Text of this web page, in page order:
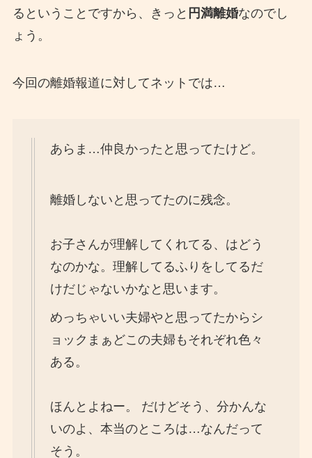
るということですから、きっと 円満離婚なのでし
ょう。
今回の離婚報道に対してネットでは…
あらま…仲良かったと思ってたけど。
離婚しないと思ってたのに残念。
お子さんが理解してくれてる、はどう
なのかな。理解してるふりをしてるだ
けだじゃないかなと思います。
めっちゃいい夫婦やと思ってたからシ
ョックまぁどこの夫婦もそれぞれ色々
ある。
ほんとよねー。 だけどそう、分かんな
いのよ、本当のところは…なんだって
そう。